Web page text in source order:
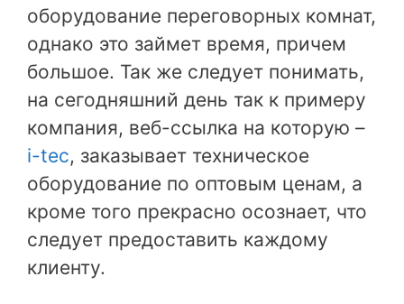
оборудование переговорных комнат,
однако это займет время, причем
большое. Так же следует понимать,
на сегодняшний день так к примеру
компания, веб-ссылка на которую –
i-tec, заказывает техническое
оборудование по оптовым ценам, а
кроме того прекрасно осознает, что
следует предоставить каждому
клиенту.